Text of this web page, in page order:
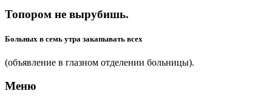
Топором не вырубишь.
Больных в семь утра закапывать всех
(объявление в глазном отделении больницы).
Меню